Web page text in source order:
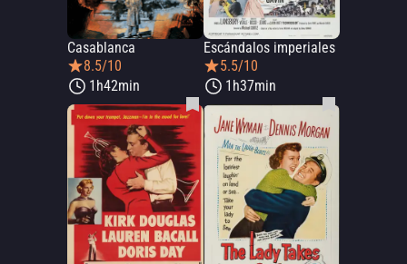
Casablanca
8.5/10
1h42min
Escándalos imperiales
5.5/10
1h37min